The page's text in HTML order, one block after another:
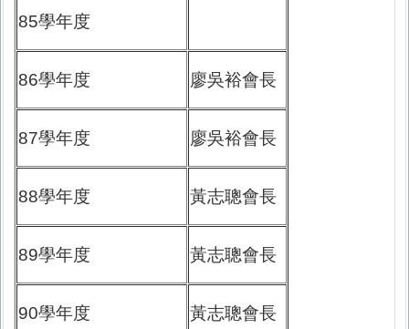
85學年度
86學年度 廖吳裕會長
87學年度 廖吳裕會長
88學年度 黃志聰會長
89學年度 黃志聰會長
90學年度 黃志聰會長